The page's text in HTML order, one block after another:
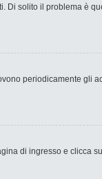
solito il problema è
periodicamente
di ingresso e clicca su